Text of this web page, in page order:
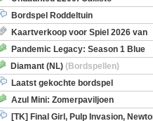
Bordspel Roddeltuin
Kaartverkoop voor Spiel 2026 van
Pandemic Legacy: Season 1 Blue
Diamant (NL) (Bordspellen)
Laatst gekochte bordspel
Azul Mini: Zomerpaviljoen
[TK] Final Girl, Pulp Invasion,